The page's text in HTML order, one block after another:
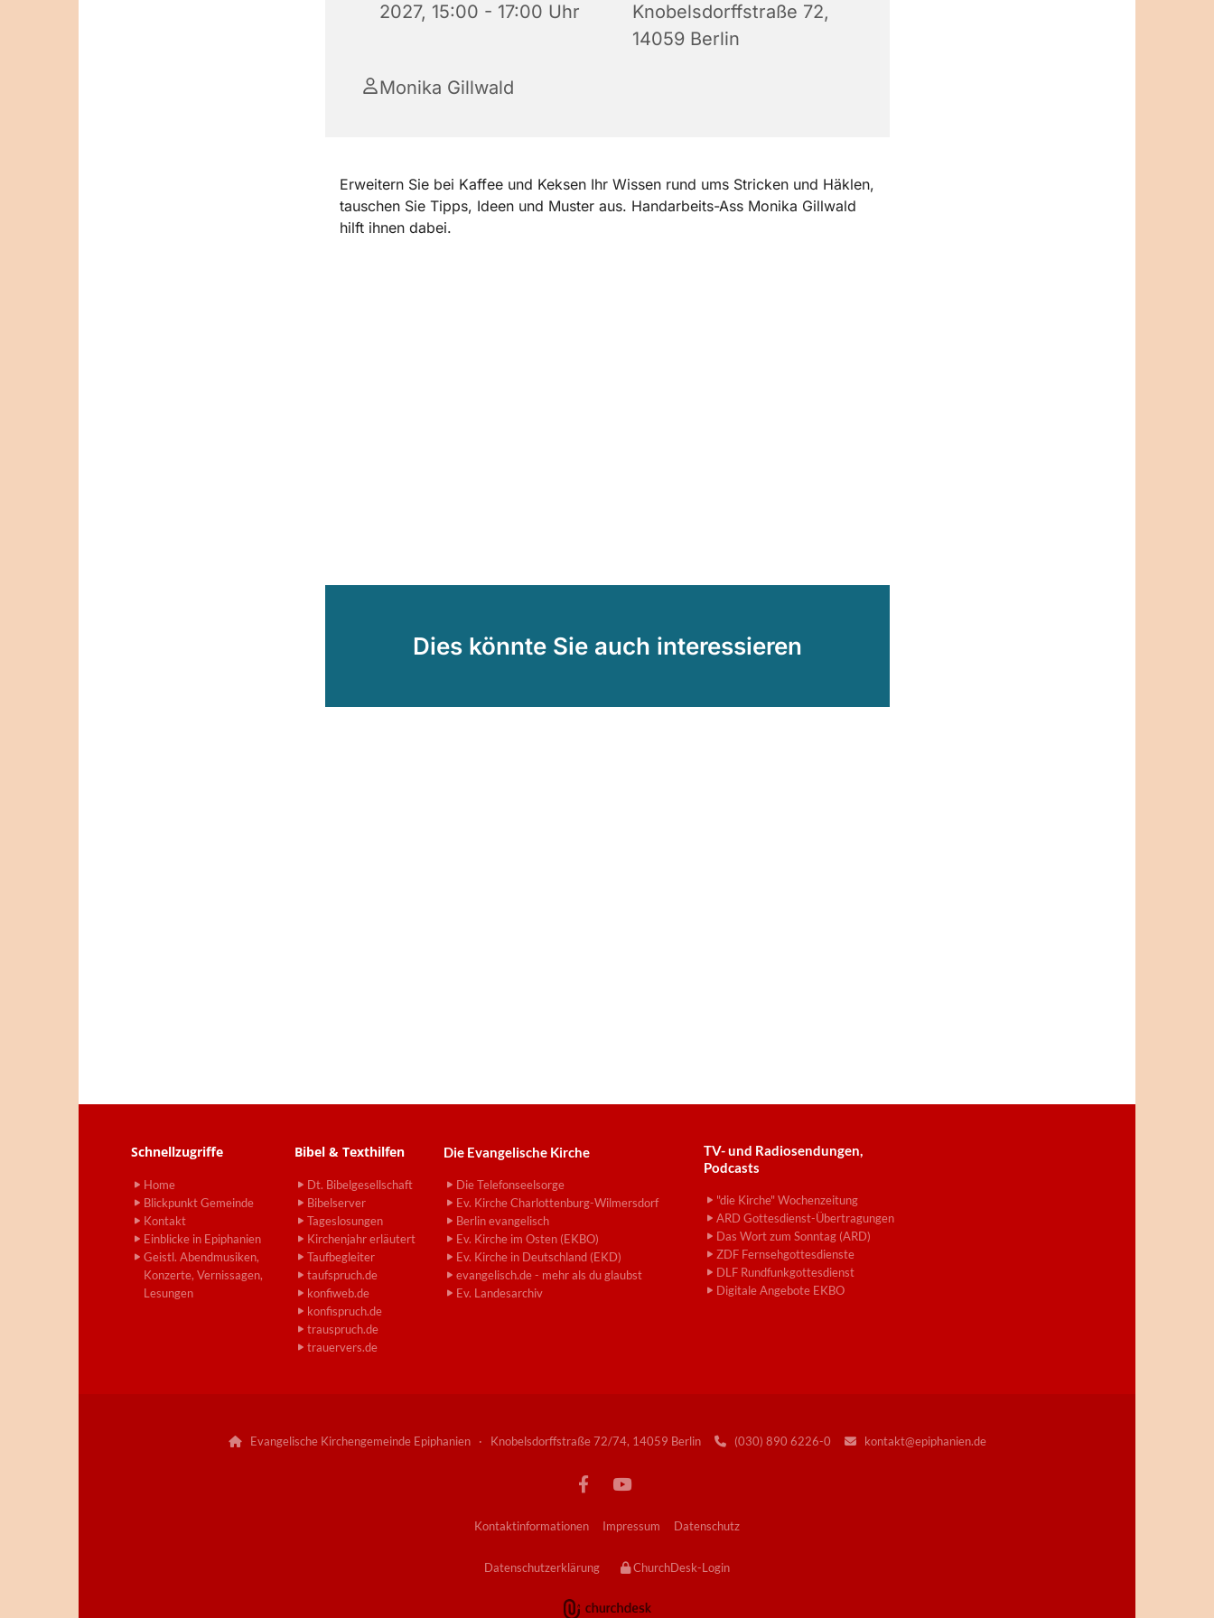
2027, 15:00 - 17:00 Uhr
Knobelsdorffstraße 72,
14059 Berlin
Monika Gillwald
Erweitern Sie bei Kaffee und Keksen Ihr Wissen rund ums Stricken und Häklen,
tauschen Sie Tipps, Ideen und Muster aus. Handarbeits-Ass Monika Gillwald
hilft ihnen dabei.
Dies könnte Sie auch interessieren
Schnellzugriffe
Home
Blickpunkt Gemeinde
Kontakt
Einblicke in Epiphanien
Geistl. Abendmusiken,
Konzerte, Vernissagen,
Lesungen
Bibel & Texthilfen
Dt. Bibelgesellschaft
Bibelserver
Tageslosungen
Kirchenjahr erläutert
Taufbegleiter
taufspruch.de
konfiweb.de
konfispruch.de
trauspruch.de
trauervers.de
Die Evangelische Kirche
Die Telefonseelsorge
Ev. Kirche Charlottenburg-Wilmersdorf
Berlin evangelisch
Ev. Kirche im Osten (EKBO)
Ev. Kirche in Deutschland (EKD)
evangelisch.de - mehr als du glaubst
Ev. Landesarchiv
TV- und Radiosendungen,
Podcasts
"die Kirche" Wochenzeitung
ARD Gottesdienst-Übertragungen
Das Wort zum Sonntag (ARD)
ZDF Fernsehgottesdienste
DLF Rundfunkgottesdienst
Digitale Angebote EKBO
Evangelische Kirchengemeinde Epiphanien · Knobelsdorffstraße 72/74, 14059 Berlin (030) 890 6226-0 kontakt@epiphanien.de
Kontaktinformationen Impressum Datenschutz
Datenschutzerklärung ChurchDesk-Login